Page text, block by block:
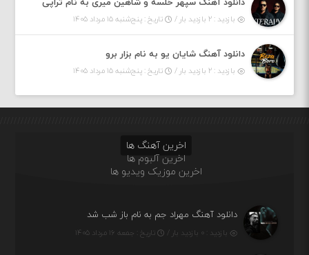
دانلود آهنگ سپهر خلسه و شاهین میری به نام تراپی
بازدید : ۲ بازدید بار / تاریخ : پنج‌شنبه ۱۵ مرداد ۱۴۰۵
دانلود آهنگ شایان یو به نام بزار برو
بازدید : ۲ بازدید بار / تاریخ : پنج‌شنبه ۱۵ مرداد ۱۴۰۵
اخرین آهنگ ها
اخرین آلبوم ها
اخرین موزیک ویدیو ها
دانلود آهنگ مهراد جم به نام باز شب شد
بازدید : ۰ بازدید بار / تاریخ : جمعه ۱۶ مرداد ۱۴۰۵